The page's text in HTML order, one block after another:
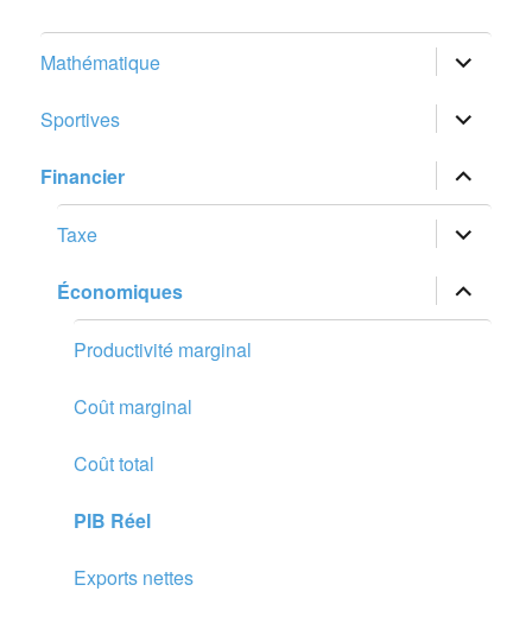
Mathématique
ouvrir
le
menu
Sportives
ouvrir
le
menu
Financier
ouvrir
le
sous-
menu
Taxe
ouvrir
le
menu
Économiques
ouvrir
le
sous-
Productivité marginal
Coût marginal
Coût total
PIB Réel
Exports nettes